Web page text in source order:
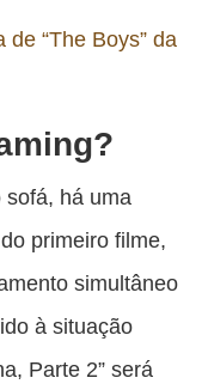
“The Boys” da
há uma
primeiro filme,
simultâneo
à situação
Parte 2” será